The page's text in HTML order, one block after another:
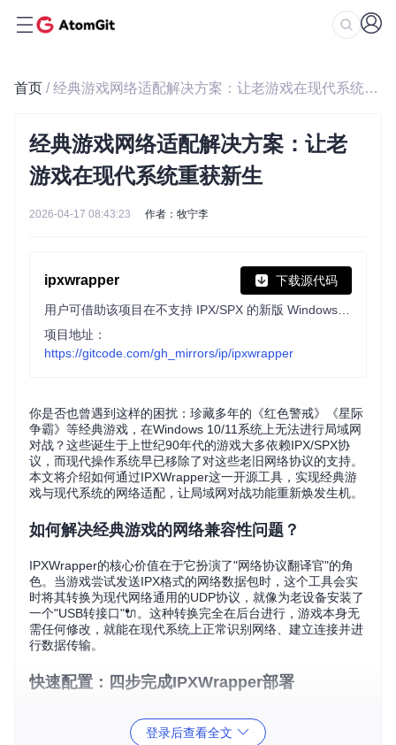
首页 / 经典游戏网络适配解决方案：让老游戏在现代系统重获新生
经典游戏网络适配解决方案：让老
游戏在现代系统重获新生
2026-04-17 08:43:23 作者：牧宁李
ipxwrapper 下载源代码
项目地址：
https://gitcode.com/gh_mirrors/ip/ipxwrapper
你是否也曾遇到这样的困扰：珍藏多年的《红色警戒》《星际
争霸》等经典游戏，在Windows 10/11系统上无法进行局域网
对战？这些诞生于上世纪90年代的游戏大多依赖IPX/SPX协
议，而现代操作系统早已移除了对这些老旧网络协议的支持。
本文将介绍如何通过IPXWrapper这一开源工具，实现经典游
戏与现代系统的网络适配，让局域网对战功能重新焕发生机。
如何解决经典游戏的网络兼容性问题？
IPXWrapper的核心价值在于它扮演了"网络协议翻译官"的角
色。当游戏尝试发送IPX格式的网络数据包时，这个工具会实
时将其转换为现代网络通用的UDP协议，就像为老设备安装了
一个"USB转接口"🔌。这种转换完全在后台进行，游戏本身无
需任何修改，就能在现代系统上正常识别网络、建立连接并进
行数据传输。
快速配置：四步完成IPXWrapper部署
打开终端，执行以下命令克隆项目仓库：
登录后查看全文